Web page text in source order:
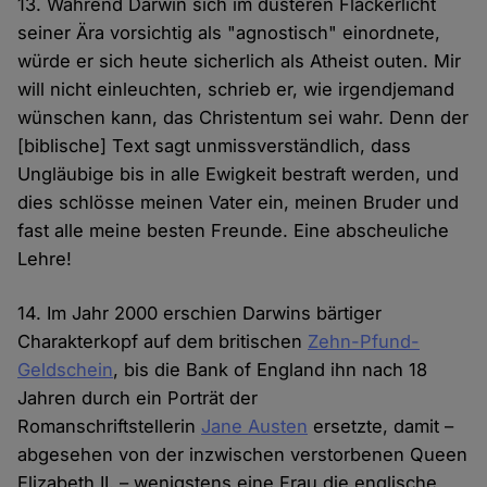
13. Während Darwin sich im düsteren Flackerlicht
seiner Ära vorsichtig als "agnostisch" einordnete,
würde er sich heute sicherlich als Atheist outen. Mir
will nicht einleuchten, schrieb er, wie irgendjemand
wünschen kann, das Christentum sei wahr. Denn der
[biblische] Text sagt unmissverständlich, dass
Ungläubige bis in alle Ewigkeit bestraft werden, und
dies schlösse meinen Vater ein, meinen Bruder und
fast alle meine besten Freunde. Eine abscheuliche
Lehre!
14. Im Jahr 2000 erschien Darwins bärtiger
Charakterkopf auf dem britischen Zehn-Pfund-
Geldschein, bis die Bank of England ihn nach 18
Jahren durch ein Porträt der
Romanschriftstellerin Jane Austen ersetzte, damit –
abgesehen von der inzwischen verstorbenen Queen